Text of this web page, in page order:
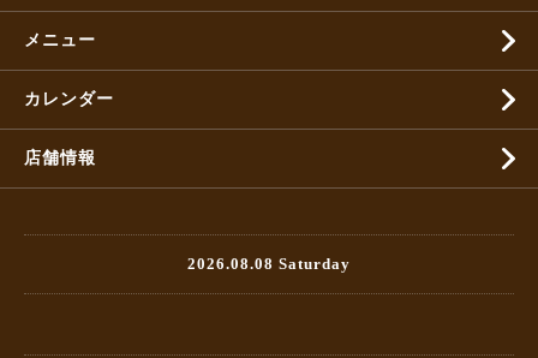
メニュー
カレンダー
店舗情報
2026.08.08 Saturday